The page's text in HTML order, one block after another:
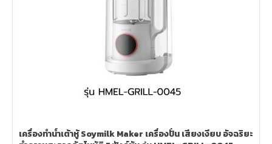
เครื่องทำน้ำเต้าหู้ Soymilk Maker เครื่องปั่น เสียงเงียบ อัจฉริยะ